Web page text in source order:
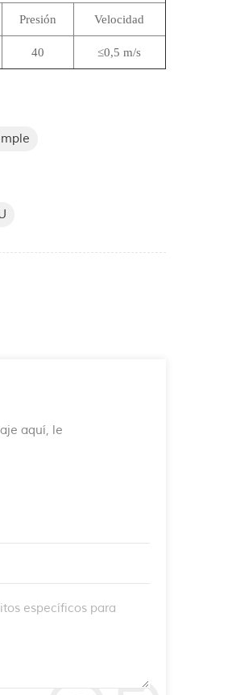
Presión Velocidad
40 ≤0,5 m/s
aquí, le